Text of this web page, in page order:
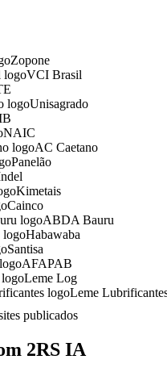
Zopone
VCI Brasil
Unisagrado
NAIC
AC Caetano
Panelão
Kimetais
Cainco
ABDA Bauru
Habawaba
Santisa
AFAPAB
Leme Log
Leme
publicados
2RS IA